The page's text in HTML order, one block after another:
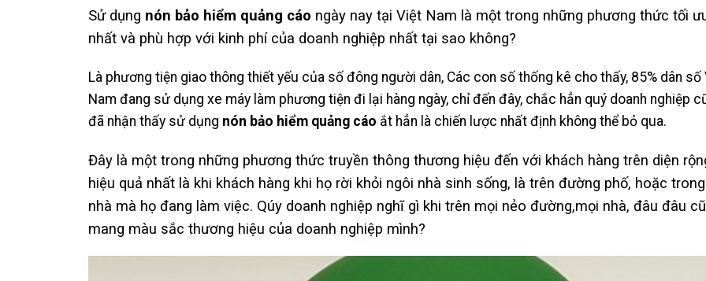
Sử dụng nón bảo hiểm quảng cáo ngày nay tại Việt Nam là một trong những phương thức tối
nhất và phù hợp với kinh phí của doanh nghiệp nhất tại sao không?
Là phương tiện giao thông thiết yếu của số đông người dân, Các con số thống kê cho thấy, 85% dân số
Nam đang sử dụng xe máy làm phương tiện đi lại hàng ngày, chỉ đến đây, chắc hẳn quý doanh nghiệp
đã nhận thấy sử dụng nón bảo hiểm quảng cáo ắt hẳn là chiến lược nhất định không thể bỏ qua.
Đây là một trong những phương thức truyền thông thương hiệu đến với khách hàng trên diện
hiệu quả nhất là khi khách hàng khi họ rời khỏi ngôi nhà sinh sống, là trên đường phố, hoặc
nhà mà họ đang làm việc. Qúy doanh nghiệp nghĩ gì khi trên mọi nẻo đường,mọi nhà, đâu đâu
mang màu sắc thương hiệu của doanh nghiệp mình?